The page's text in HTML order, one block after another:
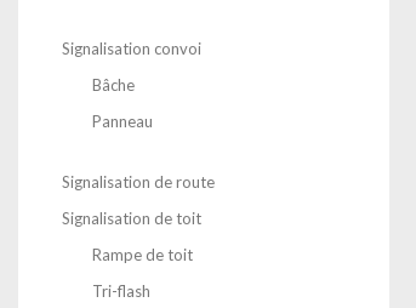
Signalisation convoi
Bâche
Panneau
Signalisation de route
Signalisation de toit
Rampe de toit
Tri-flash